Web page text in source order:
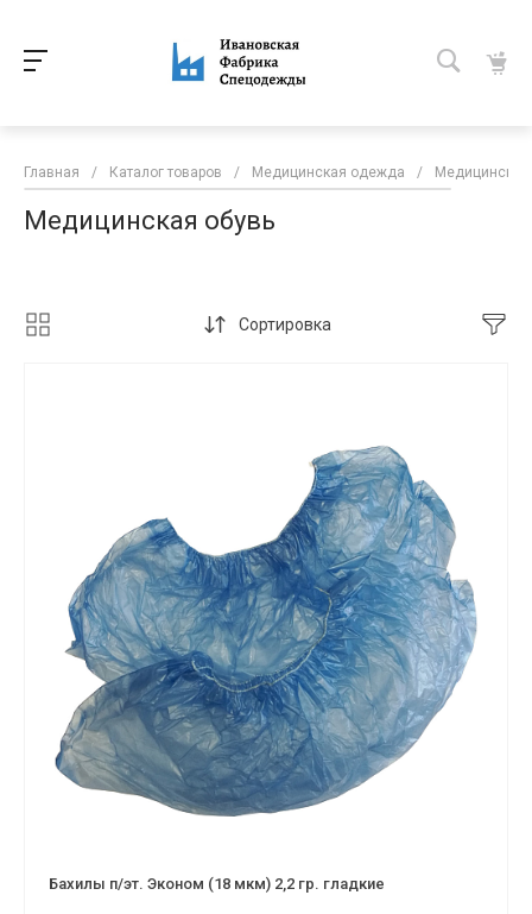
Главная / Каталог товаров / Медицинская одежда / Медицинская
Медицинская обувь
Сортировка
Бахилы п/эт. Эконом (18 мкм) 2,2 гр. гладкие